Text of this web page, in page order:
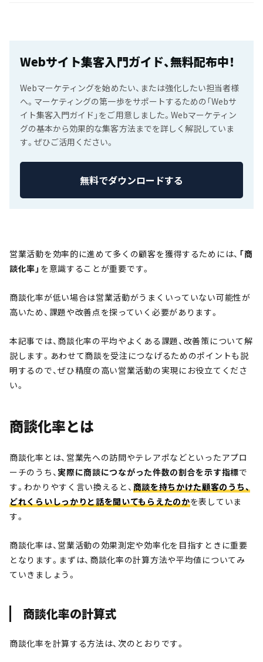
Webサイト集客入門ガイド、無料配布中！
Webマーケティングを始めたい、または強化したい担当者様
へ。マーケティングの第一歩をサポートするための「Webサ
イト集客入門ガイド」をご用意しました。Webマーケティン
グの基本から効果的な集客方法までを詳しく解説していま
す。ぜひご活用ください。
無料でダウンロードする
営業活動を効率的に進めて多くの顧客を獲得するためには、 「商
談化率」 を意識することが重要です。
商談化率が低い場合は営業活動がうまくいっていない可能性が
高いため、課題や改善点を探っていく必要があります。
本記事では、商談化率の平均やよくある課題、改善策について解
説します。あわせて商談を受注につなげるためのポイントも説
明するので、ぜひ精度の高い営業活動の実現にお役立てくださ
い。
商談化率とは
商談化率とは、営業先への訪問やテレアポなどといったアプロ
ーチのうち、実際に商談につながった件数の割合を示す指標で
す。わかりやすく言い換えると、 商談を持ちかけた顧客のうち、
どれくらいしっかりと話を聞いてもらえたのかを表していま
す。
商談化率は、営業活動の効果測定や効率化を目指すときに重要
となります。まずは、商談化率の計算方法や平均値についてみ
ていきましょう。
商談化率の計算式
商談化率を計算する方法は、次のとおりです。